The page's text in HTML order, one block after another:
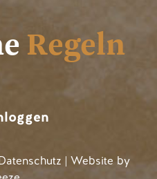
Regeln
| Website by